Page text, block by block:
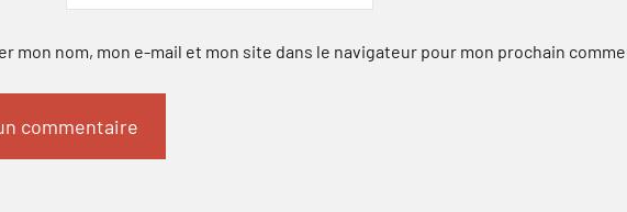
mon nom, mon e-mail et mon site dans le navigateur pour mon prochain